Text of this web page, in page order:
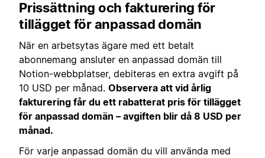
Prissättning och fakturering för
tillägget för anpassad domän
När en arbetsytas ägare med ett betalt
abonnemang ansluter en anpassad domän till
Notion-webbplatser, debiteras en extra avgift på
10 USD per månad. Observera att vid årlig
fakturering får du ett rabatterat pris för tillägget
för anpassad domän – avgiften blir då 8 USD per
månad.
För varje anpassad domän du vill använda med